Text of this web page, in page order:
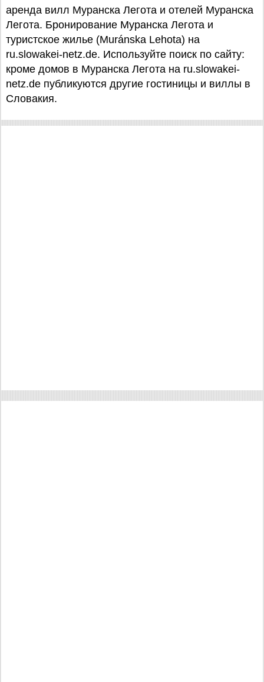
аренда вилл Муранска Легота и отелей Муранска
Легота. Бронирование Муранска Легота и
туристское жилье (Muránska Lehota) на
ru.slowakei-netz.de. Используйте поиск по сайту:
кроме домов в Муранска Легота на ru.slowakei-
netz.de публикуются другие гостиницы и виллы в
Словакия.